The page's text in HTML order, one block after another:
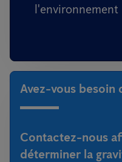
l'environnement
Avez-vous besoin
Contactez-nous
déterminer la